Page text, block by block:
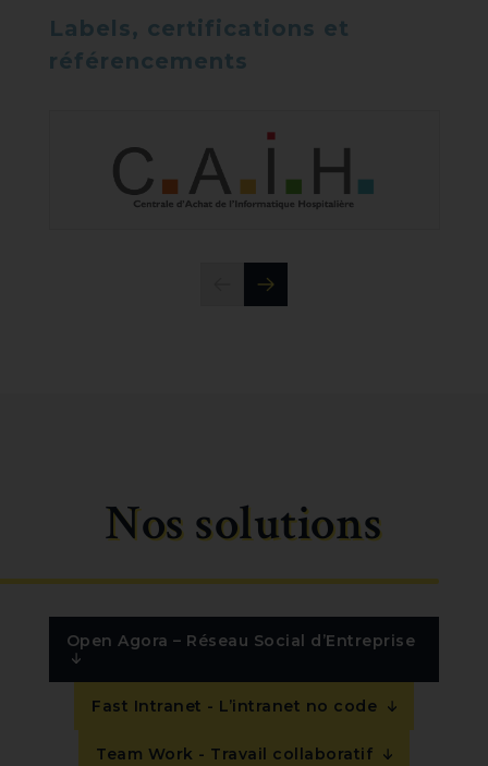
Labels, certifications et
référencements
Nos solutions
Open Agora – Réseau Social d’Entreprise
Fast Intranet - L’intranet no code
Team Work - Travail collaboratif